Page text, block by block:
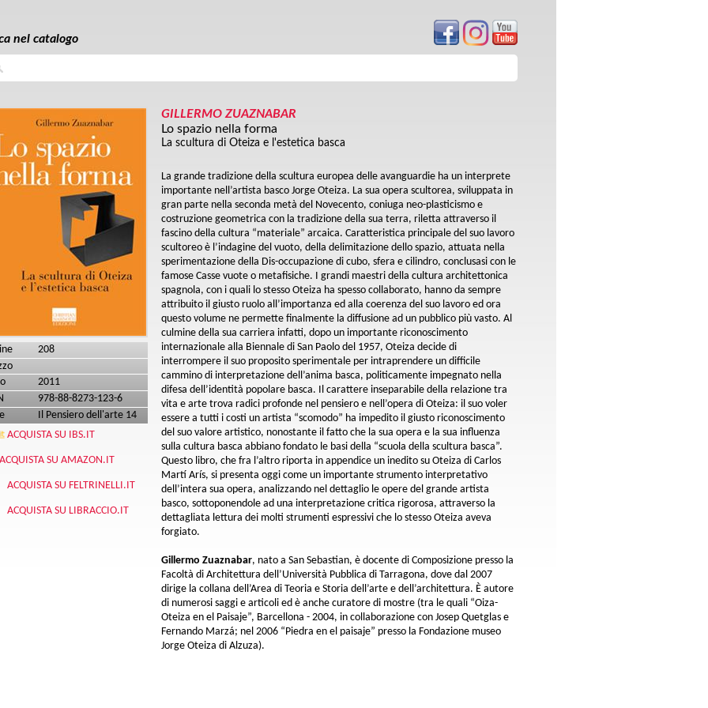
nel catalogo
208
2011
978-88-8273-123-6
Il Pensiero dell'arte 14
ACQUISTA SU IBS.IT
ACQUISTA SU AMAZON.IT
ACQUISTA SU FELTRINELLI.IT
ACQUISTA SU LIBRACCIO.IT
GILLERMO ZUAZNABAR
Lo spazio nella forma
La scultura di Oteiza e l'estetica basca
La grande tradizione della scultura europea delle avanguardie ha un interprete
importante nell’artista basco Jorge Oteiza. La sua opera scultorea, sviluppata in
gran parte nella seconda metà del Novecento, coniuga neo-plasticismo e
costruzione geometrica con la tradizione della sua terra, riletta attraverso il
fascino della cultura “materiale” arcaica. Caratteristica principale del suo lavoro
scultoreo è l’indagine del vuoto, della delimitazione dello spazio, attuata nella
sperimentazione della Dis-occupazione di cubo, sfera e cilindro, conclusasi con le
famose Casse vuote o metafisiche. I grandi maestri della cultura architettonica
spagnola, con i quali lo stesso Oteiza ha spesso collaborato, hanno da sempre
attribuito il giusto ruolo all’importanza ed alla coerenza del suo lavoro ed ora
questo volume ne permette finalmente la diffusione ad un pubblico più vasto. Al
culmine della sua carriera infatti, dopo un importante riconoscimento
internazionale alla Biennale di San Paolo del 1957, Oteiza decide di
interrompere il suo proposito sperimentale per intraprendere un difficile
cammino di interpretazione dell’anima basca, politicamente impegnato nella
difesa dell’identità popolare basca. Il carattere inseparabile della relazione tra
vita e arte trova radici profonde nel pensiero e nell’opera di Oteiza: il suo voler
essere a tutti i costi un artista “scomodo” ha impedito il giusto riconoscimento
del suo valore artistico, nonostante il fatto che la sua opera e la sua influenza
sulla cultura basca abbiano fondato le basi della “scuola della scultura basca”.
Questo libro, che fra l’altro riporta in appendice un inedito su Oteiza di Carlos
Martí Arís, si presenta oggi come un importante strumento interpretativo
dell’intera sua opera, analizzando nel dettaglio le opere del grande artista
basco, sottoponendole ad una interpretazione critica rigorosa, attraverso la
dettagliata lettura dei molti strumenti espressivi che lo stesso Oteiza aveva
forgiato.
Gillermo Zuaznabar, nato a San Sebastian, è docente di Composizione presso la
Facoltà di Architettura dell’Università Pubblica di Tarragona, dove dal 2007
dirige la collana dell’Area di Teoria e Storia dell’arte e dell’architettura. È autore
di numerosi saggi e articoli ed è anche curatore di mostre (tra le quali “Oiza-
Oteiza en el Paisaje”, Barcellona - 2004, in collaborazione con Josep Quetglas e
Fernando Marzá; nel 2006 “Piedra en el paisaje” presso la Fondazione museo
Jorge Oteiza di Alzuza).